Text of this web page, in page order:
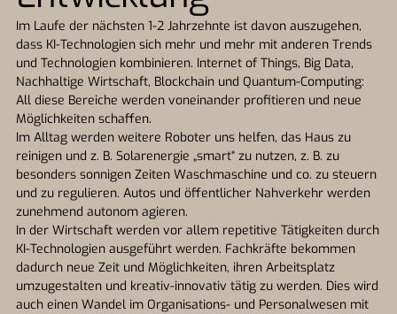
Im Laufe der nächsten 1-2 Jahrzehnte ist davon auszugehen,
dass KI-Technologien sich mehr und mehr mit anderen Trends
und Technologien kombinieren. Internet of Things, Big Data,
Nachhaltige Wirtschaft, Blockchain und Quantum-Computing:
All diese Bereiche werden voneinander profitieren und neue
Möglichkeiten schaffen.
Im Alltag werden weitere Roboter uns helfen, das Haus zu
reinigen und z. B. Solarenergie „smart“ zu nutzen, z. B. zu
besonders sonnigen Zeiten Waschmaschine und co. zu steuern
und zu regulieren. Autos und öffentlicher Nahverkehr werden
zunehmend autonom agieren.
In der Wirtschaft werden vor allem repetitive Tätigkeiten durch
KI-Technologien ausgeführt werden. Fachkräfte bekommen
dadurch neue Zeit und Möglichkeiten, ihren Arbeitsplatz
umzugestalten und kreativ-innovativ tätig zu werden. Dies wird
auch einen Wandel im Organisations- und Personalwesen mit